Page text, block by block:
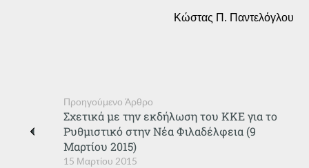
Κώστας Π. Παντελόγλου
Προηγούμενο Άρθρο
15 Μαρτίου 2015
Σχετικά με την εκδήλωση του ΚΚΕ για το
Ρυθμιστικό στην Νέα Φιλαδέλφεια (9
Μαρτίου 2015)